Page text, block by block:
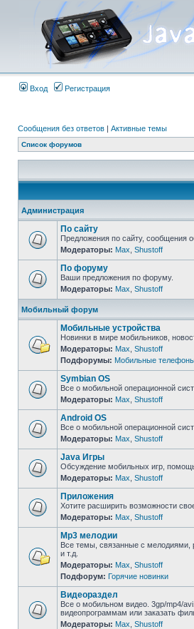
Вход Регистрация
Сообщения без ответов | Активные темы
Список форумов
Администрация
По сайту
Предложения по сайту, сообщения
Модераторы: Max Shustoff
По форуму
Ваши предложения по форуму.
Модераторы: Max Shustoff
Мобильный форум
Мобильные устройства
Новинки в мире мобильников,
Модераторы: Max Shustoff
Подфорумы: Мобильные
Symbian OS
Все о мобильной операционной
Модераторы: Max Shustoff
Android OS
Все о мобильной операционной
Модераторы: Max Shustoff
Java Игры
Обсуждение мобильных игр,
Модераторы: Max Shustoff
Приложения
Хотите расширить возможности
Модераторы: Max Shustoff
Mp3 мелодии
Все темы, связанные с мелодиями,
и т.д.
Модераторы: Max Shustoff
Подфорум: Горячие новинки
Видеораздел
Все о мобильном видео. 3gp/mp4/
видеопрограммам или заказать
Модераторы: Max Shustoff